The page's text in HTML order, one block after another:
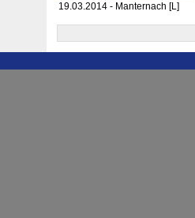
19.03.2014 - Manternach [L]